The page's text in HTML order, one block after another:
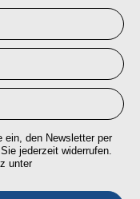
ein, den Newsletter per
jederzeit widerrufen.
unter